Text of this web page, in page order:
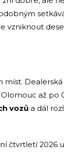
vzniknout
míst.
až po
vozů a dál
čtvrtletí 2026